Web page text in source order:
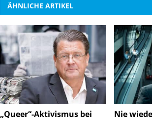
ÄHNLICHE ARTIKEL
„Queer“-Aktivismus bei Nie